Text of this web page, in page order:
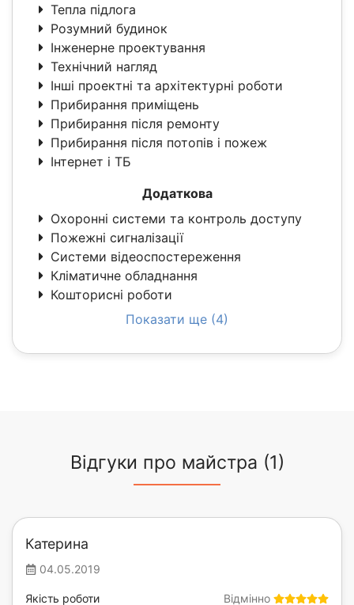
Тепла підлога
Розумний будинок
Інженерне проектування
Технічний нагляд
Інші проектні та архітектурні роботи
Прибирання приміщень
Прибирання після ремонту
Прибирання після потопів і пожеж
Інтернет і ТБ
Додаткова
Охоронні системи та контроль доступу
Пожежні сигналізації
Системи відеоспостереження
Кліматичне обладнання
Кошторисні роботи
Показати ще (4)
Відгуки про майстра (1)
Катерина
04.05.2019
Відмінно
Якість роботи